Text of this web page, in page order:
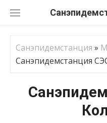
Санэпидемстанция »
Санэпидемстанция